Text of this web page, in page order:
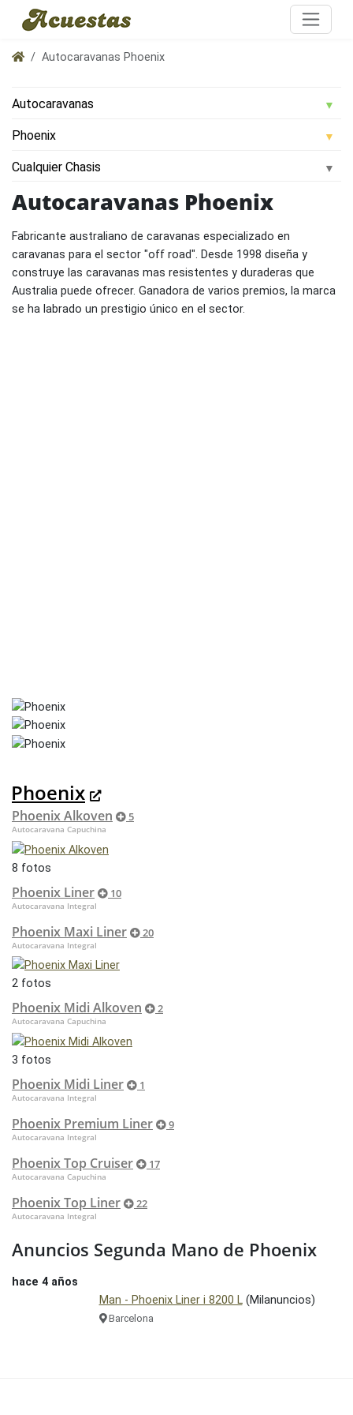
Autocaravanas Phoenix
Autocaravanas Phoenix
Fabricante australiano de caravanas especializado en
caravanas para el sector "off road". Desde 1998 diseña y
construye las caravanas mas resistentes y duraderas que
Australia puede ofrecer. Ganadora de varios premios, la marca
se ha labrado un prestigio único en el sector.
Phoenix
Phoenix Alkoven 5
Autocaravana Capuchina
8 fotos
Phoenix Liner 10
Autocaravana Integral
Phoenix Maxi Liner 20
Autocaravana Integral
2 fotos
Phoenix Midi Alkoven 2
Autocaravana Capuchina
3 fotos
Phoenix Midi Liner 1
Autocaravana Integral
Phoenix Premium Liner 9
Autocaravana Integral
Phoenix Top Cruiser 17
Autocaravana Capuchina
Phoenix Top Liner 22
Autocaravana Integral
Anuncios Segunda Mano de Phoenix
hace 4 años
Man - Phoenix Liner i 8200 L(Milanuncios)
Barcelona